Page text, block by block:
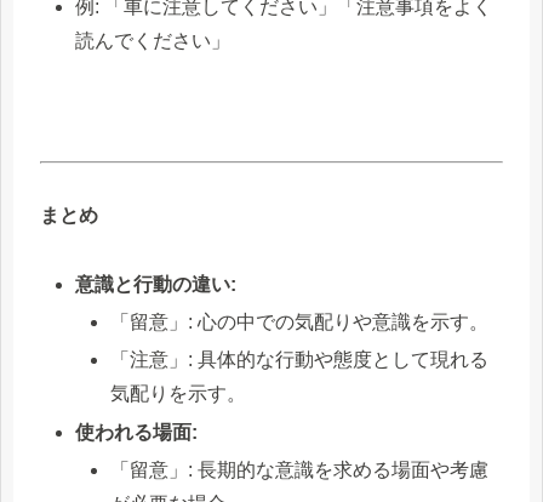
例: 「車に注意してください」「注意事項をよく
読んでください」
まとめ
意識と行動の違い:
「留意」: 心の中での気配りや意識を示す。
「注意」: 具体的な行動や態度として現れる
気配りを示す。
使われる場面:
「留意」: 長期的な意識を求める場面や考慮